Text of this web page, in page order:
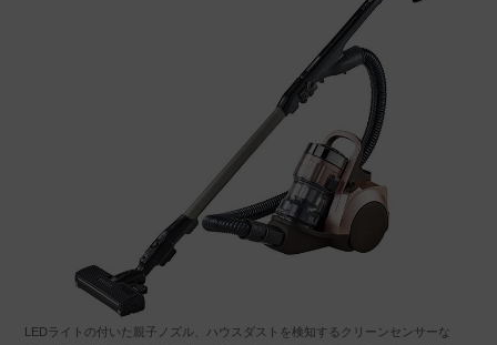
LEDライトの付いた親子ノズル、ハウスダストを検知するクリーンセンサーな